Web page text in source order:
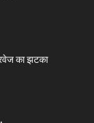
का झटका